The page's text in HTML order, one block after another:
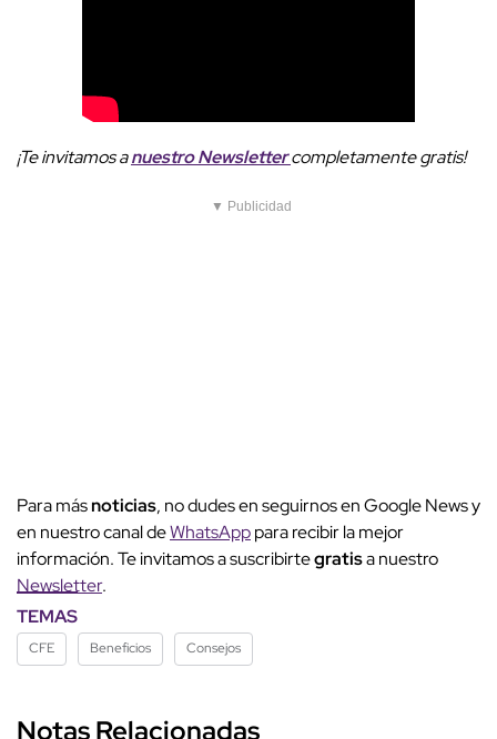
¡Te invitamos anuestroNewslettercompletamente gratis!
▼ Publicidad
Para másnoticias, no dudes en seguirnos en Google News y
en nuestro canal deWhatsApppara recibir la mejor
información. Te invitamos a suscribirtegratisa nuestro
Newsletter.
TEMAS
CFE Beneficios Consejos
Notas Relacionadas